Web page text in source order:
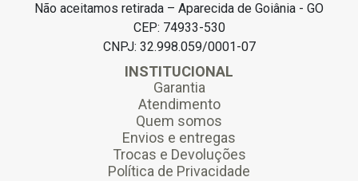
Não aceitamos retirada – Aparecida de Goiânia - GO
CEP: 74933-530
CNPJ: 32.998.059/0001-07
INSTITUCIONAL
Garantia
Atendimento
Quem somos
Envios e entregas
Trocas e Devoluções
Política de Privacidade